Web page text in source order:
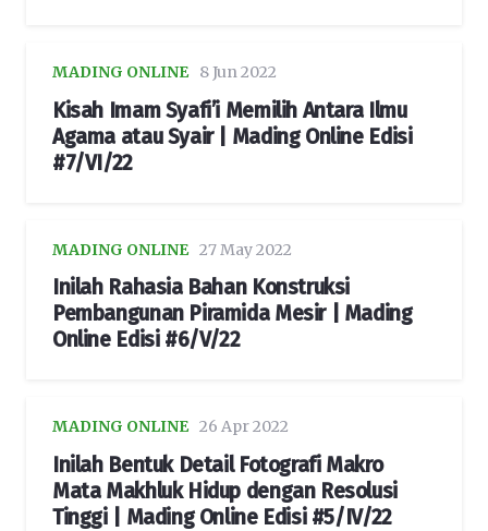
MADING ONLINE 8 Jun 2022
Kisah Imam Syafi’i Memilih Antara Ilmu
Agama atau Syair | Mading Online Edisi
#7/VI/22
MADING ONLINE 27 May 2022
Inilah Rahasia Bahan Konstruksi
Pembangunan Piramida Mesir | Mading
Online Edisi #6/V/22
MADING ONLINE 26 Apr 2022
Inilah Bentuk Detail Fotografi Makro
Mata Makhluk Hidup dengan Resolusi
Tinggi | Mading Online Edisi #5/IV/22